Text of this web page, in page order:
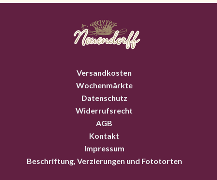
Versandkosten
Wochenmärkte
Datenschutz
Widerrufsrecht
AGB
Kontakt
Impressum
Beschriftung, Verzierungen und Fototorten